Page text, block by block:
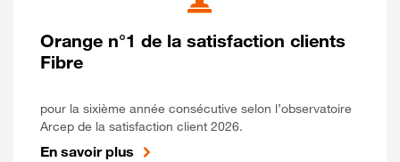
Orange n°1 de la satisfaction clients
Fibre
pour la sixième année consécutive selon l’observatoire
Arcep de la satisfaction client 2026.
En savoir plus